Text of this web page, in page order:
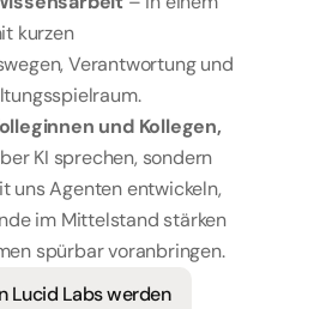
kurzen
Verantwortung und
und Kollegen,
KI sprechen, sondern
uns Agenten entwickeln,
im Mittelstand stärken
spürbar voranbringen.
Lucid Labs werden